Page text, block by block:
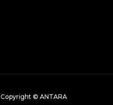
Copyright © ANTARA